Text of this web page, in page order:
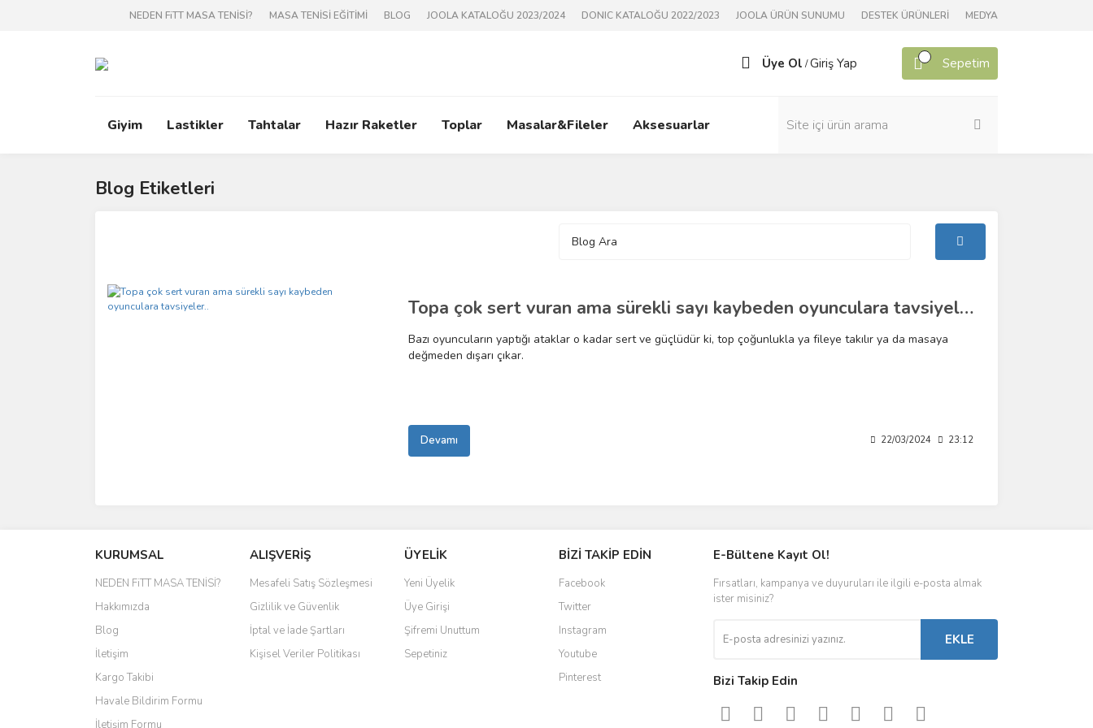
NEDEN FiTT MASA TENİSİ? MASA TENİSİ EĞİTİMİ BLOG JOOLA KATALOĞU 2023/2024 DONIC KATALOĞU 2022/2023 JOOLA ÜRÜN SUNUMU DESTEK ÜRÜNLERİ MEDYA
Üye Ol /Giriş Yap Sepetim
Giyim Lastikler Tahtalar Hazır Raketler Toplar Masalar&Fileler Aksesuarlar
Blog Etiketleri
Topa çok sert vuran ama sürekli sayı kaybeden oyunculara tavsiyeler..
Bazı oyuncuların yaptığı ataklar o kadar sert ve güçlüdür ki, top çoğunlukla ya fileye takılır ya da masaya
değmeden dışarı çıkar.
Devamı 22/03/2024 23:12
KURUMSAL
NEDEN FiTT MASA TENİSİ?
Hakkımızda
Blog
İletişim
Kargo Takibi
Havale Bildirim Formu
İletişim Formu
ALIŞVERİŞ
Mesafeli Satış Sözleşmesi
Gizlilik ve Güvenlik
İptal ve İade Şartları
Kişisel Veriler Politikası
ÜYELİK
Yeni Üyelik
Üye Girişi
Şifremi Unuttum
Sepetiniz
BİZİ TAKİP EDİN
Facebook
Twitter
Instagram
Youtube
Pinterest
E-Bültene Kayıt Ol!
Fırsatları, kampanya ve duyuruları ile ilgili e-posta almak
ister misiniz?
EKLE
Bizi Takip Edin